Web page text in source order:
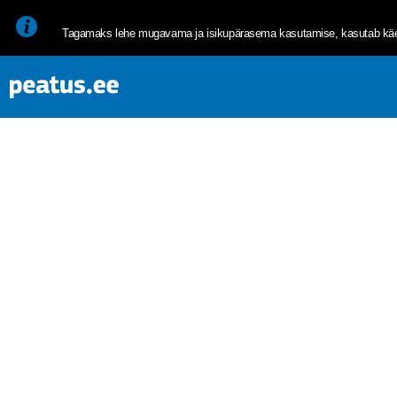
<p><span style="font-size: 10pt; line-height: 107%; font-family:
Tagamaks lehe mugavama ja isikupärasema kasutamise, kasutab